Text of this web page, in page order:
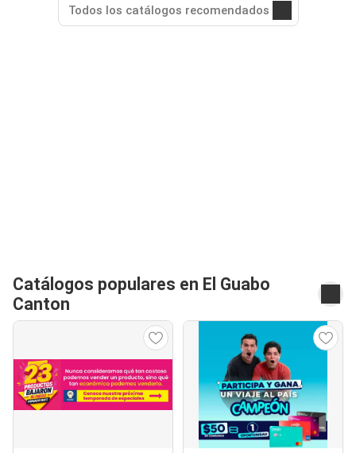
Todos los catálogos recomendados
Catálogos populares en El Guabo
Canton